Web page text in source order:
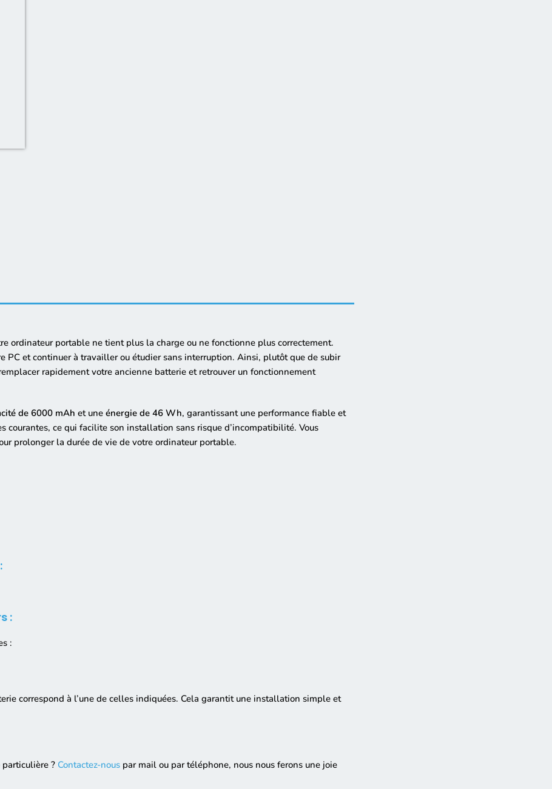
ordinateur portable ne tient plus la charge ou ne fonctionne plus correctement.
PC et continuer à travailler ou étudier sans interruption. Ainsi, plutôt que de subir
rapidement votre ancienne batterie et retrouver un fonctionnement
de 6000 mAh et une énergie de 46 Wh, garantissant une performance fiable et
ce qui facilite son installation sans risque d’incompatibilité. Vous
prolonger la durée de vie de votre ordinateur portable.
:
:
correspond à l’une de celles indiquées. Cela garantit une installation simple et
particulière ? Contactez-nous par mail ou par téléphone, nous nous ferons une joie